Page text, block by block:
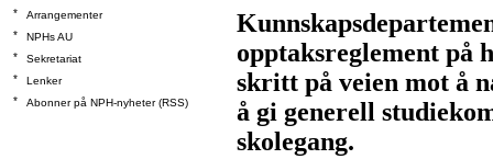
*
Arrangementer
*
NPHs AU
*
Sekretariat
*
Lenker
*
Abonner på NPH-nyheter (RSS)
opptaksreglement på
skritt på veien mot å
å gi generell
skolegang.